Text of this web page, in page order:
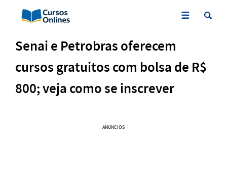
Senai e Petrobras oferecem
cursos gratuitos com bolsa de R$
800; veja como se inscrever
ANÚNCIOS